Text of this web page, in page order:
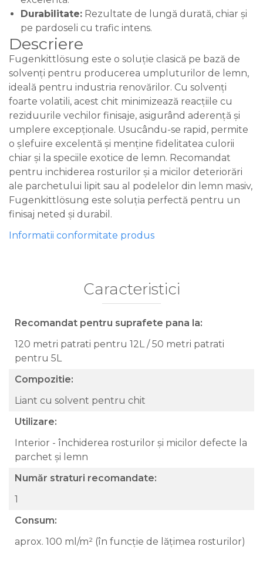
Durabilitate: Rezultate de lungă durată, chiar și
pe pardoseli cu trafic intens.
Descriere
Fugenkittlösung este o soluție clasică pe bază de
solvenți pentru producerea umpluturilor de lemn,
ideală pentru industria renovărilor. Cu solvenți
foarte volatili, acest chit minimizează reacțiile cu
reziduurile vechilor finisaje, asigurând aderență și
umplere excepționale. Usucându-se rapid, permite
o șlefuire excelentă și menține fidelitatea culorii
chiar și la speciile exotice de lemn. Recomandat
pentru inchiderea rosturilor și a micilor deteriorări
ale parchetului lipit sau al podelelor din lemn masiv,
Fugenkittlösung este soluția perfectă pentru un
finisaj neted și durabil.
Informatii conformitate produs
Caracteristici
Recomandat pentru suprafete pana la:
120 metri patrati pentru 12L / 50 metri patrati
pentru 5L
Compozitie:
Liant cu solvent pentru chit
Utilizare:
Interior - închiderea rosturilor și micilor defecte la
parchet și lemn
Număr straturi recomandate:
1
Consum:
aprox. 100 ml/m² (în funcție de lățimea rosturilor)